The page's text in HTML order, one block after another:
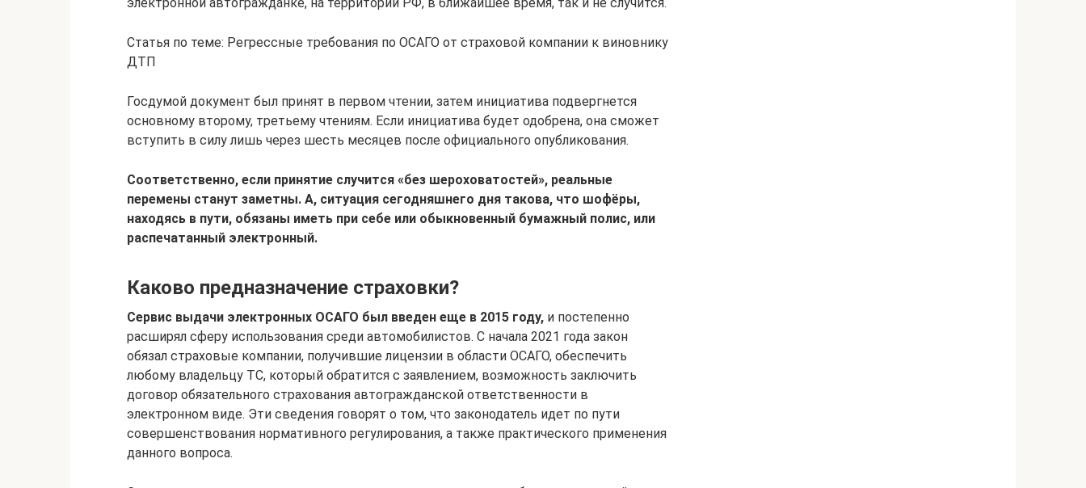
Статья по теме: Регрессные требования по ОСАГО от страховой компании к виновнику
ДТП
Госдумой документ был принят в первом чтении, затем инициатива подвергнется
основному второму, третьему чтениям. Если инициатива будет одобрена, она сможет
вступить в силу лишь через шесть месяцев после официального опубликования.
Соответственно, если принятие случится «без шероховатостей», реальные
перемены станут заметны. А, ситуация сегодняшнего дня такова, что шофёры,
находясь в пути, обязаны иметь при себе или обыкновенный бумажный полис, или
распечатанный электронный.
Каково предназначение страховки?
Сервис выдачи электронных ОСАГО был введен еще в 2015 году, и постепенно
расширял сферу использования среди автомобилистов. С начала 2021 года закон
обязал страховые компании, получившие лицензии в области ОСАГО, обеспечить
любому владельцу ТС, который обратится с заявлением, возможность заключить
договор обязательного страхования автогражданской ответственности в
электронном виде. Эти сведения говорят о том, что законодатель идет по пути
совершенствования нормативного регулирования, а также практического применения
данного вопроса.